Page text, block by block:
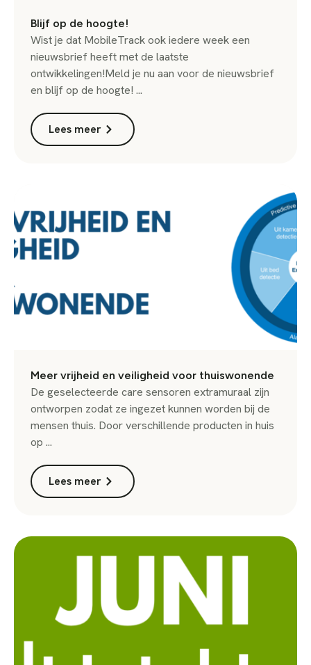
Blijf op de hoogte!
Wist je dat MobileTrack ook iedere week een
nieuwsbrief heeft met de laatste
ontwikkelingen!Meld je nu aan voor de nieuwsbrief
en blijf op de hoogte! ...
Lees meer
Meer vrijheid en veiligheid voor thuiswonende
De geselecteerde care sensoren extramuraal zijn
ontworpen zodat ze ingezet kunnen worden bij de
mensen thuis. Door verschillende producten in huis
op ...
Lees meer